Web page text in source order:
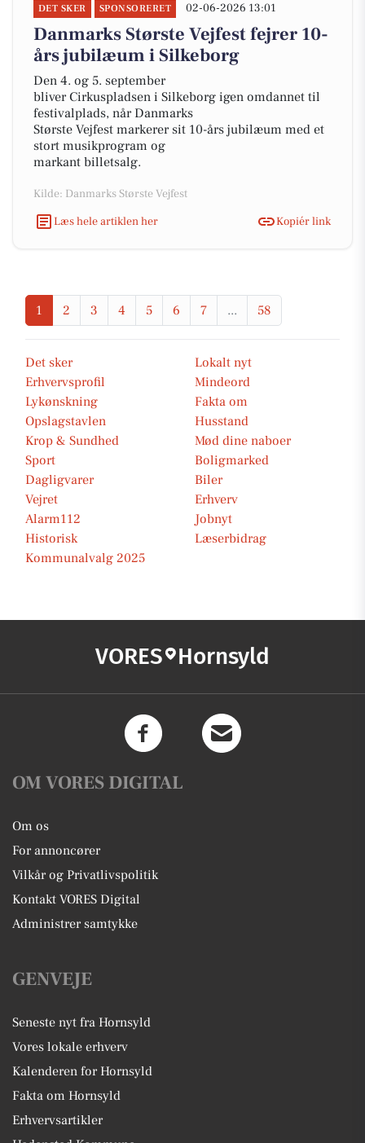
DET SKER SPONSORERET 02-06-2026 13:01
Danmarks Største Vejfest fejrer 10-
års jubilæum i Silkeborg
Den 4. og 5. september
bliver Cirkuspladsen i Silkeborg igen omdannet til
festivalplads, når Danmarks
Største Vejfest markerer sit 10-års jubilæum med et
stort musikprogram og
markant billetsalg.
Kilde: Danmarks Største Vejfest
Læs hele artiklen her
Kopiér link
1 2 3 4 5 6 7 ... 58
Det sker
Lokalt nyt
Erhvervsprofil
Mindeord
Lykønskning
Fakta om
Opslagstavlen
Husstand
Krop & Sundhed
Mød dine naboer
Sport
Boligmarked
Dagligvarer
Biler
Vejret
Erhverv
Alarm112
Jobnyt
Historisk
Læserbidrag
Kommunalvalg 2025
VORES Hornsyld
OM VORES DIGITAL
Om os
For annoncører
Vilkår og Privatlivspolitik
Kontakt VORES Digital
Administrer samtykke
GENVEJE
Seneste nyt fra Hornsyld
Vores lokale erhverv
Kalenderen for Hornsyld
Fakta om Hornsyld
Erhvervsartikler